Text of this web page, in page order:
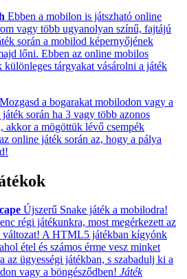
Ebben a mobilon is játszható online
vagy több ugyanolyan színű, fajtájú
során a mobilod képernyőjének
lőni. Ebben az online mobilos
tárgyakat vásárolni a játék
Mozgasd a bogarakat mobilodon vagy a
során ha 3 vagy több azonos
akkor a mögöttük lévő csempék
online játék során az, hogy a pálya
Újszerű Snake játék a mobilodra!
régi játékunkra, most megérkezett az
változat! A HTML5 játékban kígyónk
étel és számos érme vesz minket
ügyességi játékban, s szabadulj ki a
vagy a böngésződben! Játék